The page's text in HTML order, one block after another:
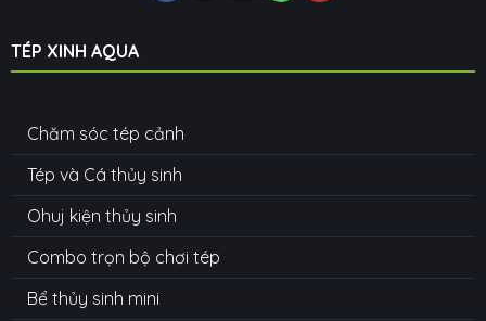
TÉP XINH AQUA
Chăm sóc tép cảnh
Tép và Cá thủy sinh
Ohuj kiện thủy sinh
Combo trọn bộ chơi tép
Bể thủy sinh mini